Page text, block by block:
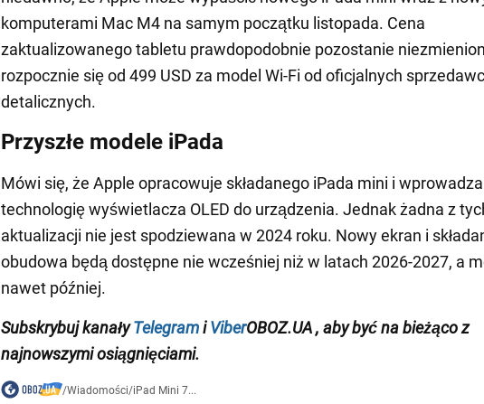
komputerami Mac M4 na samym początku listopada. Cena
zaktualizowanego tabletu prawdopodobnie pozostanie
rozpocznie się od 499 USD za model Wi-Fi od oficjalnych
detalicznych.
Przyszłe modele iPada
Mówi się, że Apple opracowuje składanego iPada mini i wprowadza
technologię wyświetlacza OLED do urządzenia. Jednak żadna z
aktualizacji nie jest spodziewana w 2024 roku. Nowy ekran i
obudowa będą dostępne nie wcześniej niż w latach 2026-2027, a
nawet później.
SubskrybujkanałyTelegramiViberOBOZ.UA, aby być na bieżąco z
najnowszymi osiągnięciami.
/Wiadomości/iPad Mini 7...